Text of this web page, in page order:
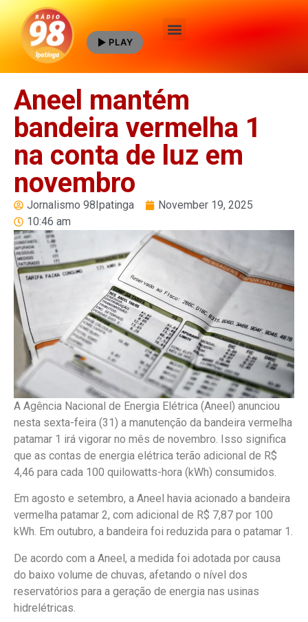
PLAY
Aneel mantém
bandeira vermelha 1
na conta de luz em
novembro
Jornalismo 98Ipatinga
November 19, 2025
10:46 am
A Agência Nacional de Energia Elétrica (Aneel) anunciou
nesta sexta-feira (31) a manutenção da bandeira vermelha
patamar 1 irá vigorar no mês de novembro. Isso significa
que as contas de energia elétrica terão adicional de R$
4,46 para cada 100 quilowatts-hora (kWh) consumidos.
Em agosto e setembro, a Aneel havia acionado a bandeira
vermelha patamar 2, com adicional de R$ 7,87 por 100
kWh. Em outubro, a bandeira foi reduzida para o patamar 1.
De acordo com a Aneel, a medida foi adotada por causa
do baixo volume de chuvas, afetando o nível dos
reservatórios para a geração de energia nas usinas
hidrelétricas.